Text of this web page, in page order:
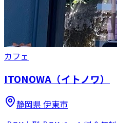
カフェ
ITONOWA（イトノワ）
静岡県 伊東市